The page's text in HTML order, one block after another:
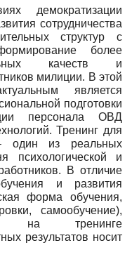
демократизации
сотрудничества
структур с
более
качеств и
милиции. В этой
является
подготовки
персонала ОВД
Тренинг для
один из реальных
психологической и
В отличие
и развития
форма обучения,
самообучение),
на тренинге
результатов носит